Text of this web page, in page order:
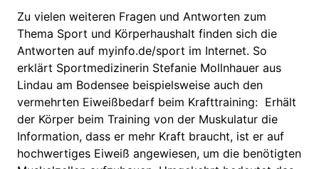
Zu vielen weiteren Fragen und Antworten zum
Thema Sport und Körperhaushalt finden sich die
Antworten auf myinfo.de/sport im Internet. So
erklärt Sportmedizinerin Stefanie Mollnhauer aus
Lindau am Bodensee beispielsweise auch den
vermehrten Eiweißbedarf beim Krafttraining: Erhält
der Körper beim Training von der Muskulatur die
Information, dass er mehr Kraft braucht, ist er auf
hochwertiges Eiweiß angewiesen, um die benötigten